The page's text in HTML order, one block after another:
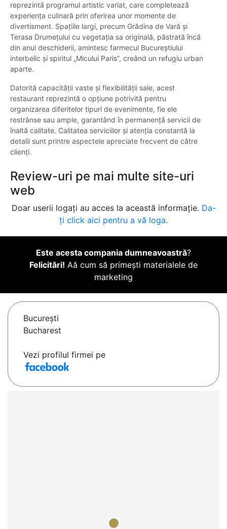
reprezintă programul artistic variat, care completează
experiența culinară prin oferirea unor momente de
divertisment. Spațiile largi, precum Grădina de Vară și
Terasa Drumețului cu vegetația sa originală, păstrată încă
din anul deschiderii, amintesc farmecul Bucureștiului
interbelic și spiritul „Micului Paris”, creând un refugiu urban
aparte.
Datorită capacității vaste și flexibilității sale, acest
restaurant reprezintă o opțiune potrivită pentru
organizarea diferitelor tipuri de evenimente, fie ele
restrânse sau ample, garantând în permanență servicii de
înaltă calitate. Calitatea serviciilor și atenția constantă la
detalii sunt printre aspectele apreciate frecvent de către
clienți.
Review-uri pe mai multe site-uri
web
Doar userii logați au acces la această informație. Da-
ți click aici pentru a vă loga.
Este acesta compania dumneavoastră?
Felicitări! Aă cum să primești materialele de
marketing
Bucureşti
Bucharest
Vezi profilul firmei pe